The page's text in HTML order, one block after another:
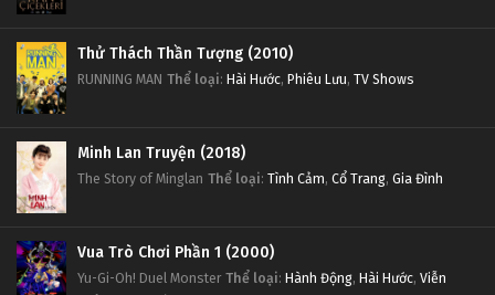
Thử Thách Thần Tượng (2010)
RUNNING MAN Thể loại: Hài Hước, Phiêu Lưu, TV Shows
Minh Lan Truyện (2018)
The Story of Minglan Thể loại: Tình Cảm, Cổ Trang, Gia Đình
Vua Trò Chơi Phần 1 (2000)
Yu-Gi-Oh! Duel Monster Thể loại: Hành Động, Hài Hước, Viễn